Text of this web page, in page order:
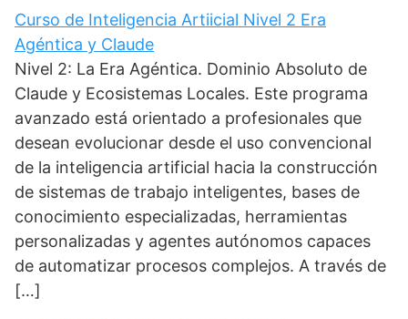
Curso de Inteligencia Artiicial Nivel 2 Era
Agéntica y Claude
Nivel 2: La Era Agéntica. Dominio Absoluto de
Claude y Ecosistemas Locales. Este programa
avanzado está orientado a profesionales que
desean evolucionar desde el uso convencional
de la inteligencia artificial hacia la construcción
de sistemas de trabajo inteligentes, bases de
conocimiento especializadas, herramientas
personalizadas y agentes autónomos capaces
de automatizar procesos complejos. A través de
[…]